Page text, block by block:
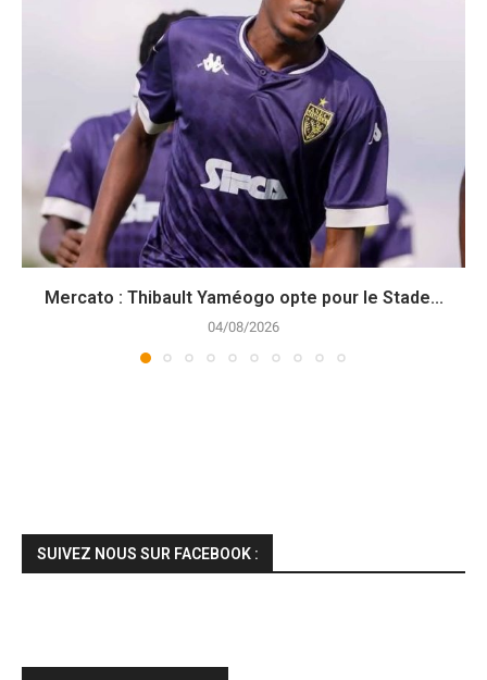
Mercato : Thibault Yaméogo opte pour le Stade...
04/08/2026
SUIVEZ NOUS SUR FACEBOOK :